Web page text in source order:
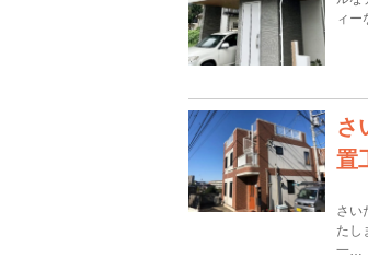
ィー
さ
置
さい
たし
一…